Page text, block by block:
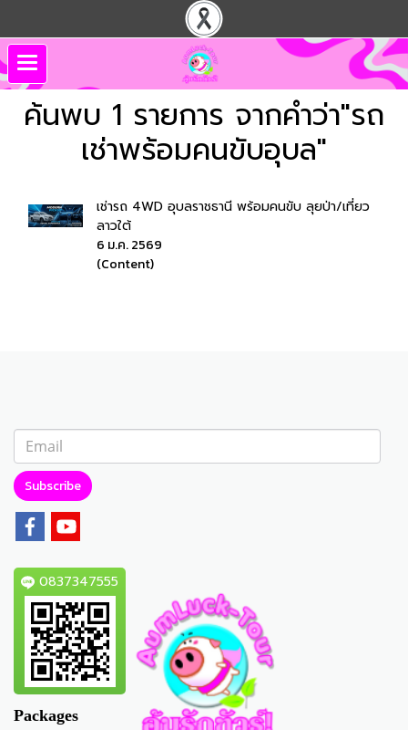
ค้นพบ 1 รายการ จากคำว่า"รถ
เช่าพร้อมคนขับอุบล"
เช่ารถ 4WD อุบลราชธานี พร้อมคนขับ ลุยป่า/เที่ยว
ลาวใต้
6 ม.ค. 2569
(Content)
Subscribe
0837347555
Packages